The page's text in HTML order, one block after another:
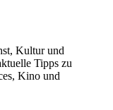
Orten und Bars,
sind.
lokalen
gekommen
Kultur und
Tipps zu
Kino und